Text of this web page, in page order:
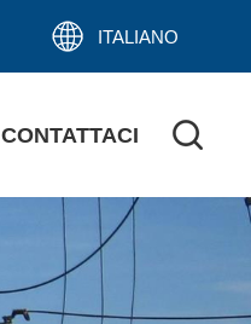
ITALIANO
CONTATTACI